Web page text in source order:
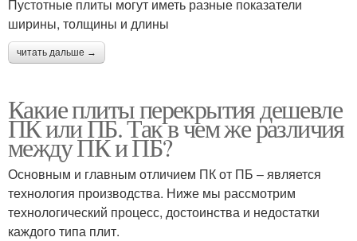
Пустотные плиты могут иметь разные показатели
ширины, толщины и длины
читать дальше →
Какие плиты перекрытия дешевле
ПК или ПБ. Так в чем же различия
между ПК и ПБ?
Основным и главным отличием ПК от ПБ – является
технология производства. Ниже мы рассмотрим
технологический процесс, достоинства и недостатки
каждого типа плит.